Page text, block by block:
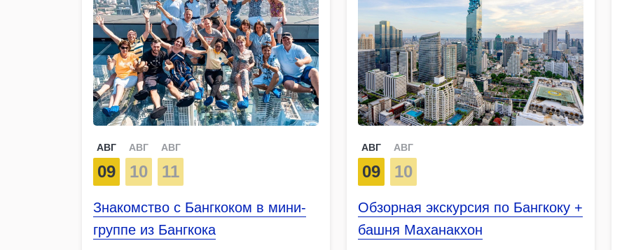
АВГ
09
АВГ
10
АВГ
11
Знакомство с Бангкоком в мини-
группе из Бангкока
АВГ
09
АВГ
10
Обзорная экскурсия по Бангкоку +
башня Маханакхон